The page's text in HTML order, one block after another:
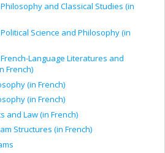
Philosophy and Classical Studies (in
Science and Philosophy (in
French-Language Literatures and
French)
(in French)
(in French)
and Law (in French)
Structures (in French)